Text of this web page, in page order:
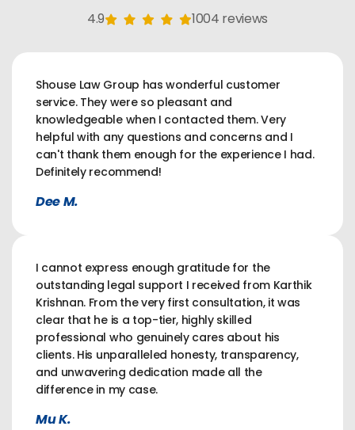
4.9 1004 reviews
Shouse Law Group has wonderful customer
service. They were so pleasant and
knowledgeable when I contacted them. Very
helpful with any questions and concerns and I
can't thank them enough for the experience I had.
Definitely recommend!
Dee M.
I cannot express enough gratitude for the
outstanding legal support I received from Karthik
Krishnan. From the very first consultation, it was
clear that he is a top-tier, highly skilled
professional who genuinely cares about his
clients. His unparalleled honesty, transparency,
and unwavering dedication made all the
difference in my case.
Mu K.